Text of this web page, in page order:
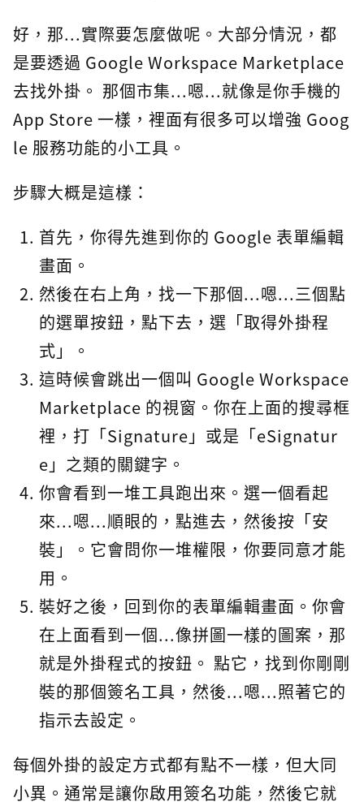
好，那...實際要怎麼做呢。大部分情況，都
是要透過 Google Workspace Marketplace
去找外掛。 那個市集...嗯...就像是你手機的
App Store 一樣，裡面有很多可以增強 Goog
le 服務功能的小工具。
步驟大概是這樣：
首先，你得先進到你的 Google 表單編輯
畫面。
然後在右上角，找一下那個...嗯...三個點
的選單按鈕，點下去，選「取得外掛程
式」。
這時候會跳出一個叫 Google Workspace
Marketplace 的視窗。你在上面的搜尋框
裡，打「Signature」或是「eSignatur
e」之類的關鍵字。
你會看到一堆工具跑出來。選一個看起
來...嗯...順眼的，點進去，然後按「安
裝」。它會問你一堆權限，你要同意才能
用。
裝好之後，回到你的表單編輯畫面。你會
在上面看到一個...像拼圖一樣的圖案，那
就是外掛程式的按鈕。 點它，找到你剛剛
裝的那個簽名工具，然後...嗯...照著它的
指示去設定。
每個外掛的設定方式都有點不一樣，但大同
小異。通常是讓你啟用簽名功能，然後它就